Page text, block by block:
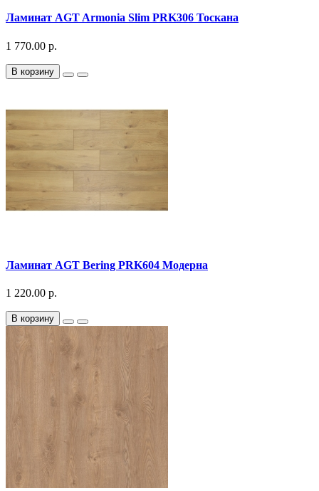
Ламинат AGT Armonia Slim PRK306 Тоскана
1 770.00 р.
В корзину
Ламинат AGT Bering PRK604 Модерна
1 220.00 р.
В корзину